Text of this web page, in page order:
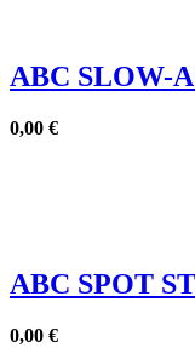
ABC SLOW-
0,00 €
ABC SPOT
0,00 €